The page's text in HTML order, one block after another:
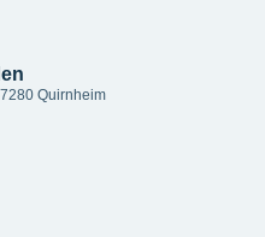
Quirnheim